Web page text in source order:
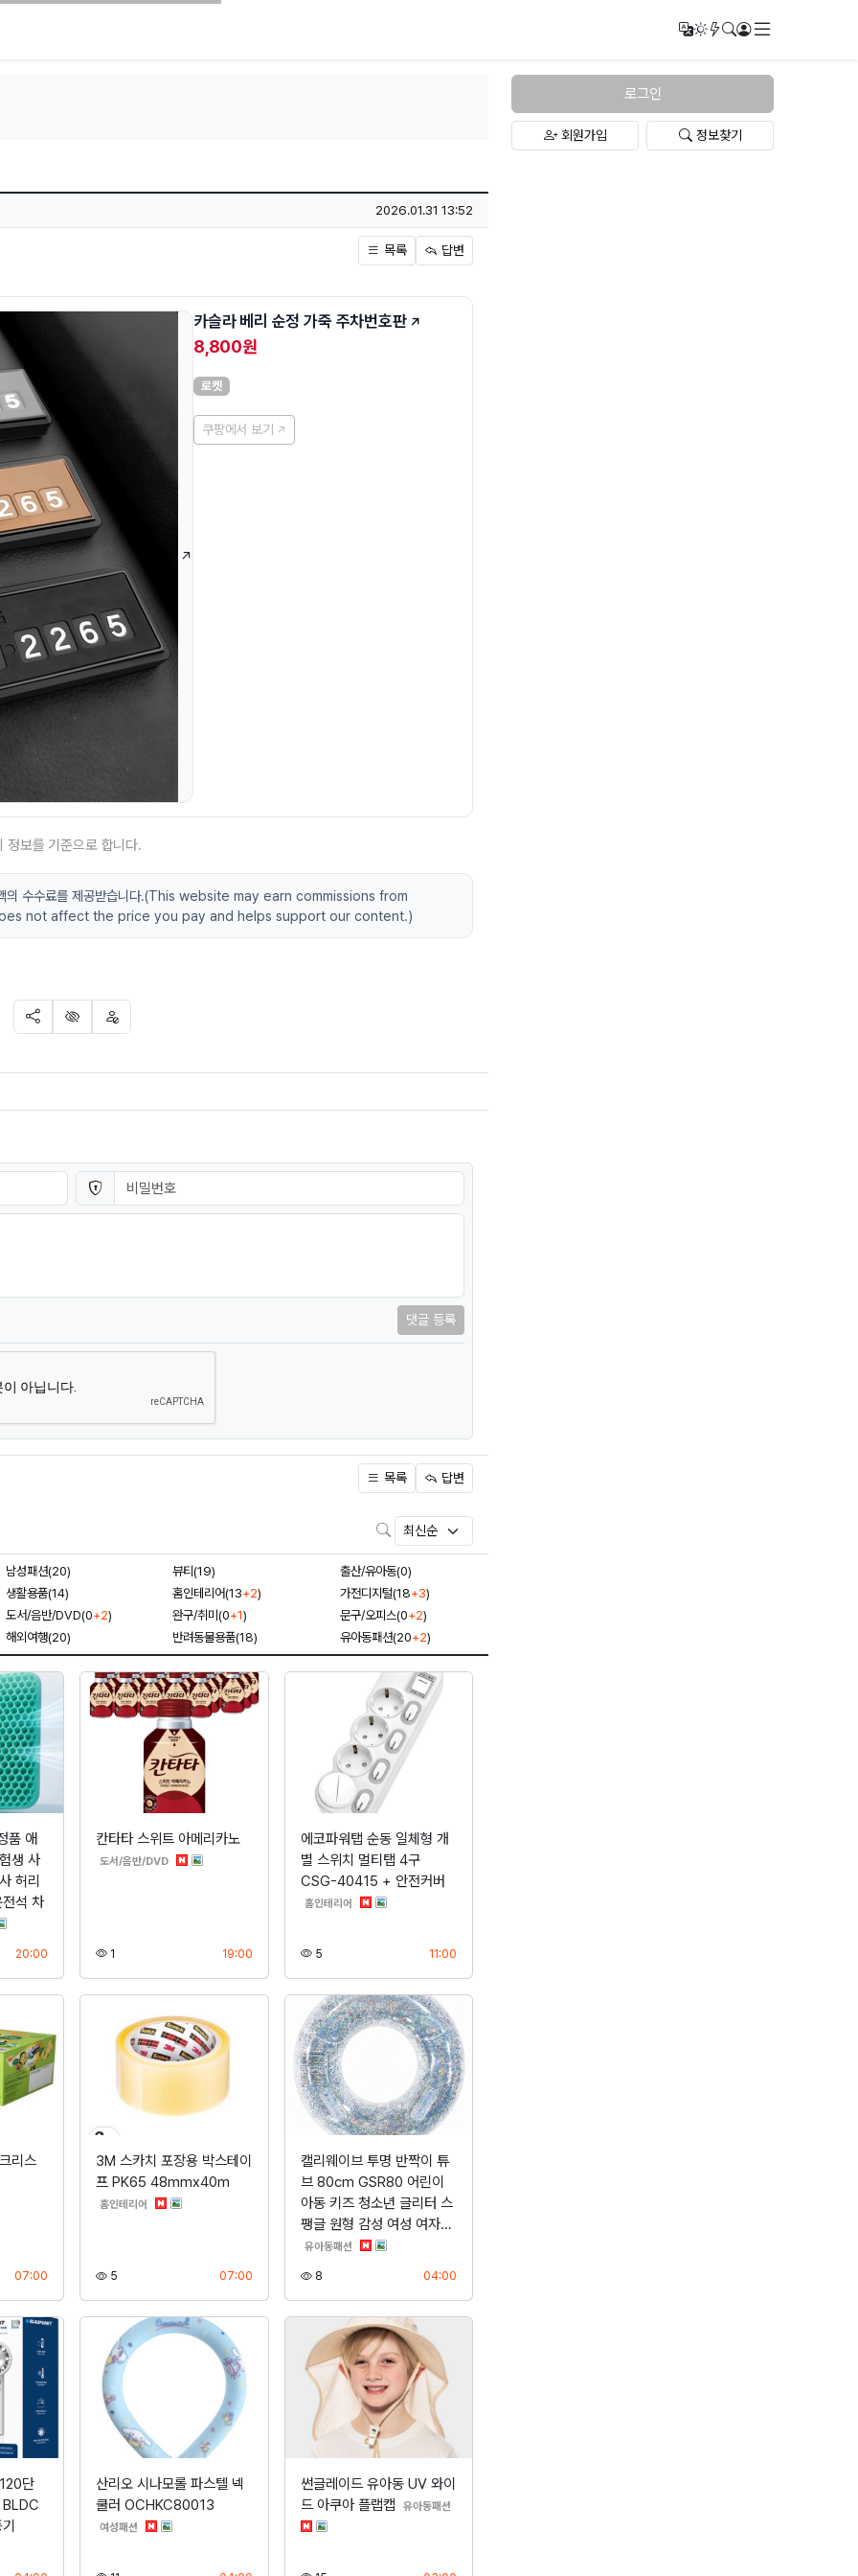
번역다크모드
새글/새댓글
검색로그인
작성일
2026.01.31 13:52
목록 답변
카슬라 베리 순정 가죽 주차번호판
8,800원
로켓
쿠팡에서 보기
정보를 기준으로 합니다.
액의 수수료를 제공받습니다.(This website may earn commissions from
not affect the price you pay and helps support our content.)
SNS 공유
신고 차단
비밀번호 필수
댓글 등록
목록 답변
검색
남성패션(20) 뷰티(19)
출산/유아동(0)
생활용품(14)
홈인테리어(13+2) 가전디지털(18+3)
도서/음반/DVD(0+2) 완구/취미(0+1) 문구/오피스(0+2)
해외여행(20)
반려동물용품(18) 유아동패션(20+2)
품 애
생 사
허리
석 차
20:00
칸타타 스위트 아메리카노
도서/음반/DVD분류
1 19:00등록
에코파워탭 순동 일체형 개
별 스위치 멀티탭 4구
CSG-40415 + 안전커버
홈인테리어분류
5조회 11:00
리스
07:00
3M 스카치 포장용 박스테이
프 PK65 48mmx40m
홈인테리어 분류
5 07:00등록
캘리웨이브 투명 반짝이 튜
브 80cm GSR80 어린이
아동 키즈 청소년 글리터 스
팽글 원형 감성 여성 여자…
유아동패션분류
8조회 04:00
단
BLDC
산리오 시나모롤 파스텔 넥
쿨러 OCHKC80013
여성패션 분류
썬글레이드 유아동 UV 와이
드 아쿠아 플랩캡
유아동패션분류
로그인
회원가입 정보찾기